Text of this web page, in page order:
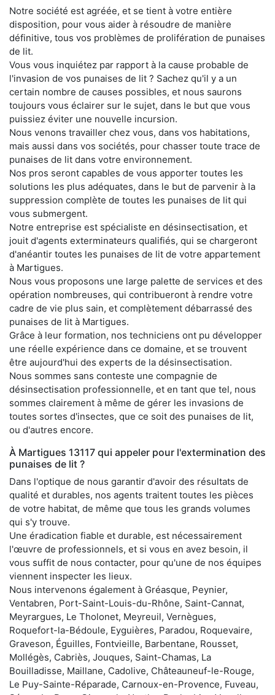
Notre société est agréée, et se tient à votre entière
disposition, pour vous aider à résoudre de manière
définitive, tous vos problèmes de prolifération de punaises
de lit.
Vous vous inquiétez par rapport à la cause probable de
l'invasion de vos punaises de lit ? Sachez qu'il y a un
certain nombre de causes possibles, et nous saurons
toujours vous éclairer sur le sujet, dans le but que vous
puissiez éviter une nouvelle incursion.
Nous venons travailler chez vous, dans vos habitations,
mais aussi dans vos sociétés, pour chasser toute trace de
punaises de lit dans votre environnement.
Nos pros seront capables de vous apporter toutes les
solutions les plus adéquates, dans le but de parvenir à la
suppression complète de toutes les punaises de lit qui
vous submergent.
Notre entreprise est spécialiste en désinsectisation, et
jouit d'agents exterminateurs qualifiés, qui se chargeront
d'anéantir toutes les punaises de lit de votre appartement
à Martigues.
Nous vous proposons une large palette de services et des
opération nombreuses, qui contribueront à rendre votre
cadre de vie plus sain, et complètement débarrassé des
punaises de lit à Martigues.
Grâce à leur formation, nos techniciens ont pu développer
une réelle expérience dans ce domaine, et se trouvent
être aujourd'hui des experts de la désinsectisation.
Nous sommes sans conteste une compagnie de
désinsectisation professionnelle, et en tant que tel, nous
sommes clairement à même de gérer les invasions de
toutes sortes d'insectes, que ce soit des punaises de lit,
ou d'autres encore.
À Martigues 13117 qui appeler pour l'extermination des
punaises de lit ?
Dans l'optique de nous garantir d'avoir des résultats de
qualité et durables, nos agents traitent toutes les pièces
de votre habitat, de même que tous les grands volumes
qui s'y trouve.
Une éradication fiable et durable, est nécessairement
l'œuvre de professionnels, et si vous en avez besoin, il
vous suffit de nous contacter, pour qu'une de nos équipes
viennent inspecter les lieux.
Nous intervenons également à Gréasque, Peynier,
Ventabren, Port-Saint-Louis-du-Rhône, Saint-Cannat,
Meyrargues, Le Tholonet, Meyreuil, Vernègues,
Roquefort-la-Bédoule, Eyguières, Paradou, Roquevaire,
Graveson, Éguilles, Fontvieille, Barbentane, Rousset,
Mollégès, Cabriès, Jouques, Saint-Chamas, La
Bouilladisse, Maillane, Cadolive, Châteauneuf-le-Rouge,
Le Puy-Sainte-Réparade, Carnoux-en-Provence, Fuveau,